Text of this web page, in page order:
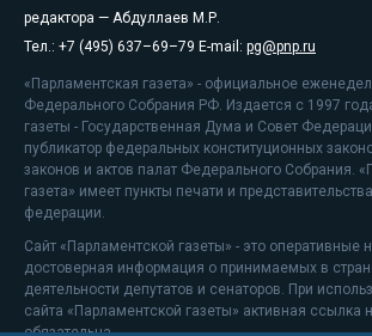
редактора — Абдуллаев М.Р.
Тел.: +7 (495) 637–69–79 E-mail: pg@pnp.ru
«Парламентская газета» - официальное
Федерального Собрания РФ. Издается с 1997
газеты - Государственная Дума и Совет
публикатор федеральных конституционных
законов и актов палат Федерального Собрания.
газета» имеет пункты печати и
федерации.
Сайт «Парламентской газеты» - это оперативные
достоверная информация о принимаемых в
деятельности депутатов и сенаторов. При
сайта «Парламентской газеты» активная ссылка
обязательна.